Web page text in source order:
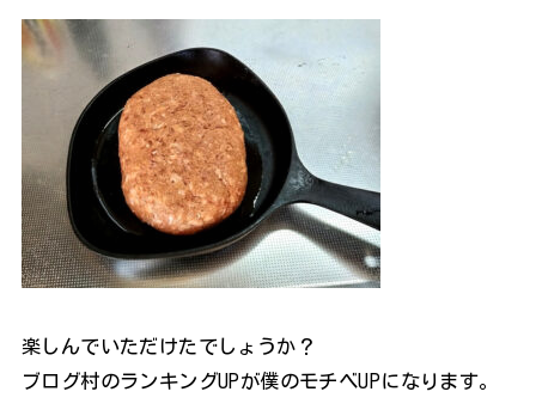
楽しんでいただけたでしょうか？
ブログ村のランキングUPが僕のモチベUPになります。